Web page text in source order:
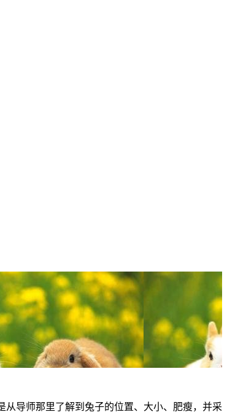
导师那里了解到兔子的位置、大小、肥瘦，并采